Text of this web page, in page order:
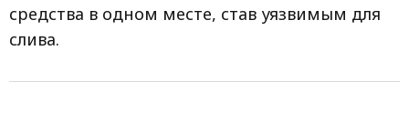
средства в одном месте, став уязвимым для
слива.